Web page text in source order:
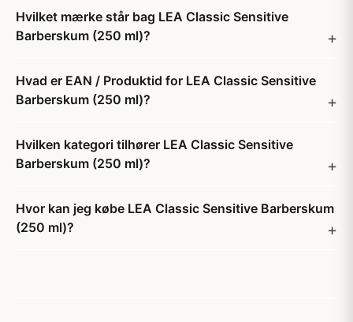
Hvilket mærke står bag LEA Classic Sensitive
Barberskum (250 ml)?
Hvad er EAN / Produktid for LEA Classic Sensitive
Barberskum (250 ml)?
Hvilken kategori tilhører LEA Classic Sensitive
Barberskum (250 ml)?
Hvor kan jeg købe LEA Classic Sensitive Barberskum
(250 ml)?